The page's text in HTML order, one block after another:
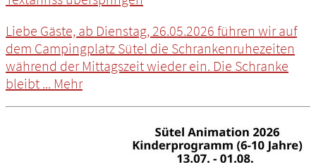
Liebe Gäste, ab Dienstag, 26.05.2026 führen wir auf
dem Campingplatz Sütel die Schrankenruhezeiten
während der Mittagszeit wieder ein. Die Schranke
bleibt ... Mehr